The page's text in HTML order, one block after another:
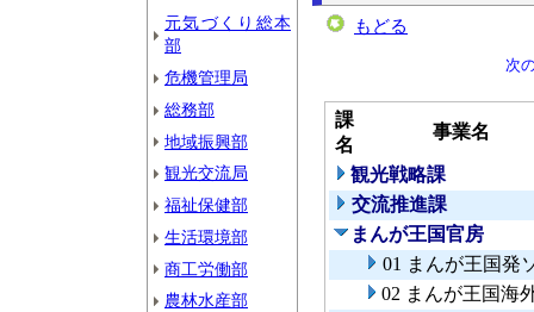
元気づくり総本
部
危機管理局
総務部
地域振興部
観光交流局
福祉保健部
生活環境部
商工労働部
農林水産部
もどる
次
課
名
事業名
観光戦略課
交流推進課
まんが王国官房
01 まんが王国発
02 まんが王国海